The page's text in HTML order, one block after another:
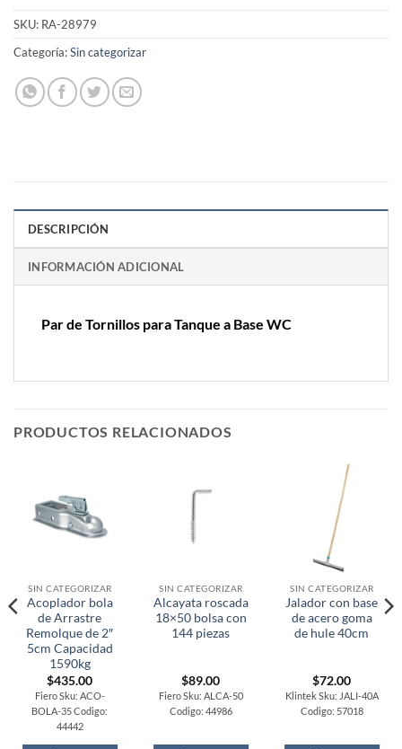
SKU: RA-28979
Categoría:Sin categorizar
DESCRIPCIÓN
INFORMACIÓN ADICIONAL
Par de Tornillos para Tanque a Base WC
PRODUCTOS RELACIONADOS
SIN CATEGORIZAR
Acoplador bola
de Arrastre
Remolque de 2″
5cm Capacidad
1590kg
$435.00
Fiero Sku: ACO-
BOLA-35 Codigo:
44442
SIN CATEGORIZAR
Alcayata roscada
18×50 bolsa con
144 piezas
$89.00
Fiero Sku: ALCA-50
Codigo: 44986
SIN CATEGORIZAR
Jalador con base
de acero goma
de hule 40cm
$72.00
Klintek Sku: JALI-40A
Codigo: 57018